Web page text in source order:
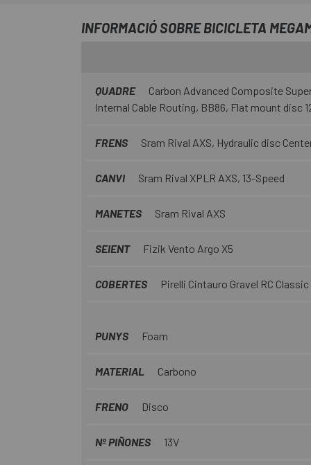
INFORMACIÓ SOBRE BICICLETA
QUADRE
Carbon Advanced Composite
Internal Cable Routing, BB86, Flat mount disc
FRENS Sram Rival AXS, Hydraulic disc
CANVI Sram Rival XPLR AXS, 13-Speed
MANETES Sram Rival AXS
SEIENT Fizik Vento Argo X5
COBERTES Pirelli Cintauro Gravel RC
PUNYS Foam
MATERIAL Carbono
FRENO Disco
Nº PIÑONES 13V